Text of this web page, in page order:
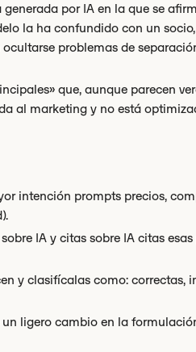
por IA en la que se
la ha confundido con un
problemas de
que, aunque parecen
al marketing y no está
intención prompts precios,
IA y citas sobre IA citas
y clasifícalas como: correctas,
ligero cambio en la